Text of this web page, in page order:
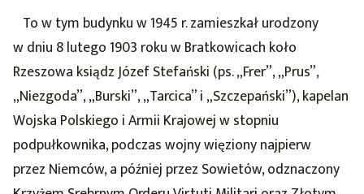
To w tym budynku w 1945 r. zamieszkał urodzony
w dniu 8 lutego 1903 roku w Bratkowicach koło
Rzeszowa ksiądz Józef Stefański (ps. „Frer”, „Prus”,
„Niezgoda”, „Burski”, „Tarcica” i „Szczepański”), kapelan
Wojska Polskiego i Armii Krajowej w stopniu
podpułkownika, podczas wojny więziony najpierw
przez Niemców, a później przez Sowietów, odznaczony